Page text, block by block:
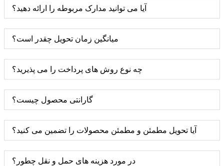
آیا می توانید مدارک مربوطه را ارائه دهید؟
میانگین زمان تحویل چقدر است؟
چه نوع روش های پرداخت را می پذیرید؟
گارانتی محصول چیست؟
آیا تحویل مطمئن و مطمئن محصولات را تضمین می کنید؟
در مورد هزینه های حمل و نقل چطور؟